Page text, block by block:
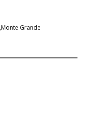
Monte Grande